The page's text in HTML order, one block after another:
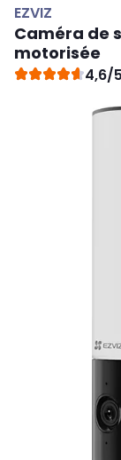
EZVIZ
Caméra de
motorisée
4,6/5